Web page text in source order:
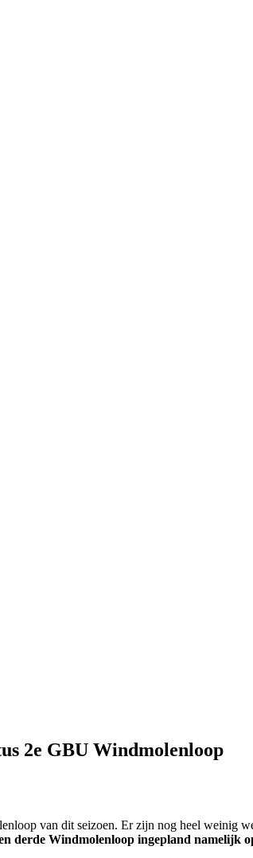
2e GBU Windmolenloop
van dit seizoen. Er zijn nog heel weinig
derde Windmolenloop ingepland namelijk